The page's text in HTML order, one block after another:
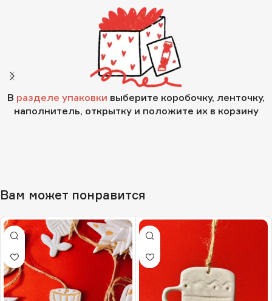
В разделе упаковки выберите коробочку, ленточку,
наполнитель, открытку и положите их в корзину
Вам может понравится